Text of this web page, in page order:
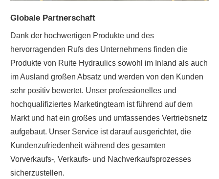
Globale Partnerschaft
Dank der hochwertigen Produkte und des
hervorragenden Rufs des Unternehmens finden die
Produkte von Ruite Hydraulics sowohl im Inland als auch
im Ausland großen Absatz und werden von den Kunden
sehr positiv bewertet. Unser professionelles und
hochqualifiziertes Marketingteam ist führend auf dem
Markt und hat ein großes und umfassendes Vertriebsnetz
aufgebaut. Unser Service ist darauf ausgerichtet, die
Kundenzufriedenheit während des gesamten
Vorverkaufs-, Verkaufs- und Nachverkaufsprozesses
sicherzustellen.